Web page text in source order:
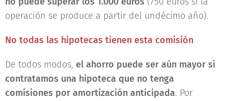
operación se produce a partir del undécimo año).
No todas las hipotecas tienen esta comisión
De todos modos, el ahorro puede ser aún mayor si
contratamos una hipoteca que no tenga
comisiones por amortización anticipada. Por